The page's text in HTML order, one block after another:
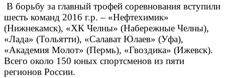
В борьбу за главный трофей соревнования вступили
шесть команд 2016 г.р. – «Нефтехимик»
(Нижнекамск), «ХК Челны» (Набережные Челны),
«Лада» (Тольятти), «Салават Юлаев» (Уфа),
«Академия Молот» (Пермь), «Гвоздика» (Ижевск).
Всего около 150 юных спортсменов из пяти
регионов России.